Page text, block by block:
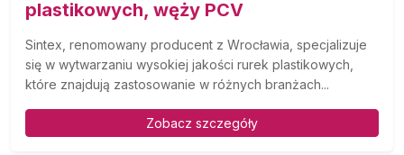
plastikowych, węży PCV
Sintex, renomowany producent z Wrocławia, specjalizuje
się w wytwarzaniu wysokiej jakości rurek plastikowych,
które znajdują zastosowanie w różnych branżach...
Zobacz szczegóły